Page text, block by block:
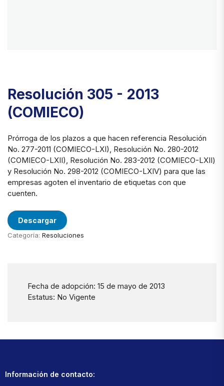
Resolución 305 - 2013
(COMIECO)
Prórroga de los plazos a que hacen referencia Resolución
No. 277-2011 (COMIECO-LXI), Resolución No. 280-2012
(COMIECO-LXII), Resolución No. 283-2012 (COMIECO-LXII)
y Resolución No. 298-2012 (COMIECO-LXIV) para que las
empresas agoten el inventario de etiquetas con que
cuenten.
Descargar
Categoría: Resoluciones
Fecha de adopción: 15 de mayo de 2013
Estatus: No Vigente
Información de contacto: